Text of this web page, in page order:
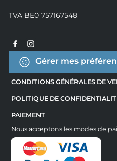
TVA BE0 757167548
Gérer mes
CONDITIONS GÉNÉRALES DE
POLITIQUE DE
PAIEMENT
Nous acceptons les modes de